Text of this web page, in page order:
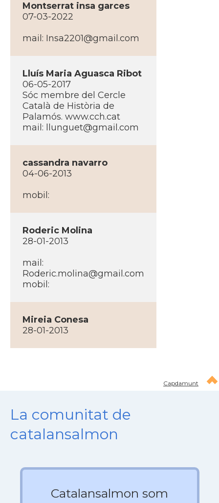
Montserrat insa garces
07-03-2022
mail: Insa2201@gmail.com
Lluí­s Maria Aguasca Ribot
06-05-2017
Sóc membre del Cercle
Català de Història de
Palamós. www.cch.cat
mail: llunguet@gmail.com
cassandra navarro
04-06-2013
mobil:
Roderic Molina
28-01-2013
mail:
Roderic.molina@gmail.com
mobil:
Mireia Conesa
28-01-2013
Capdamunt
La comunitat de
catalansalmon
Catalansalmon som